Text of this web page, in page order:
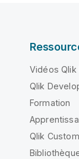
Vidéos Qlik
Qlik
Formation
Qlik